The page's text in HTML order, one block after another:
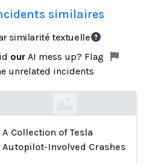
similaires
similarité textuelle
our AI mess up? Flag
unrelated incidents
A Collection of Tesla
Autopilot-Involved Crashes